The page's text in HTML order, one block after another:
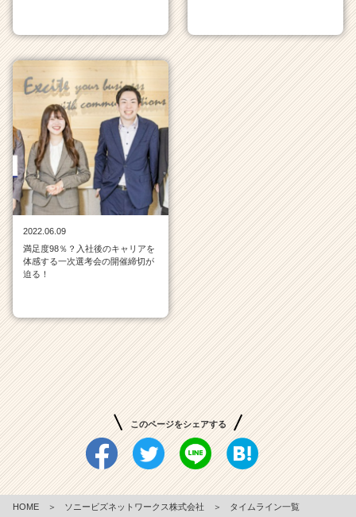
ー・
成
企
業
か
ら
カ
ト
く
イ
リ
ア
（C
e
2022.06.09
満足度98％？入社後のキャリアを
体感する一次選考会の開催締切が
迫る！
このページをシェアする
HOME ＞ ソニービズネットワークス株式会社 ＞ タイムライン一覧